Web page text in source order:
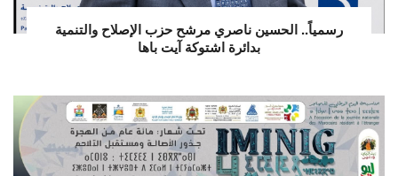
رسمياً.. الحسين ناصري مرشح حزب الإصلاح والتنمية
بدائرة اشتوكة آيت باها